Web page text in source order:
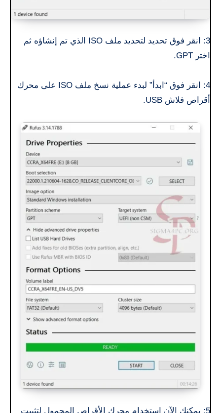
3: انقر فوق تحديد لتحديد ملف ISO الذي تم إنشاؤه ثم
اختر GPT.
4: انقر فوق “ابدأ” لبدء عملية نسخ ملف ISO على محرك
أقراص فلاش USB.
5: يمكنك الآن استخدام محرك الأقراص المحمول لتثبيت